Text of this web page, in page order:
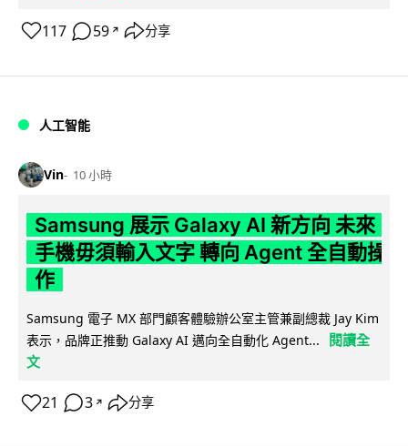
117 59 ↗ 分享
人工智能
Vin 10 小時
Samsung 展示 Galaxy AI 新方向 未來
手機毋須輸入文字 轉向 Agent 全自動操
作
Samsung 電子 MX 部門顧客體驗辦公室主管兼副總裁 Jay Kim
表示，品牌正推動 Galaxy AI 邁向全自動化 Agent...
閱讀全
文
21 3 ↗ 分享